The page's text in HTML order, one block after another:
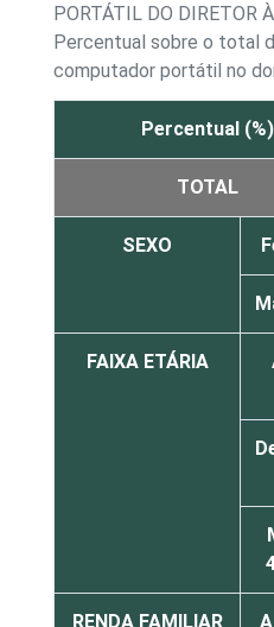
PORTÁTIL DO DIRETOR
Percentual sobre o total
computador portátil no
Percentual (%)
TOTAL
SEXO
FAIXA ETÁRIA
RENDA FAMILIAR